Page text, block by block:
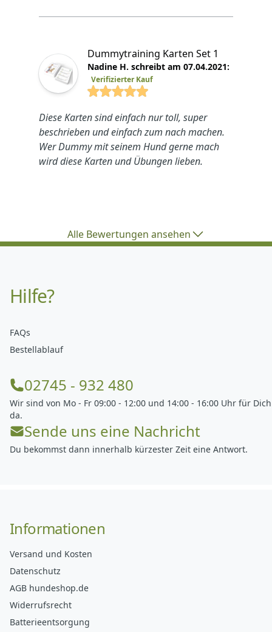
Dummytraining Karten Set 1
Nadine H. schreibt am 07.04.2021:
Verifizierter Kauf
Diese Karten sind einfach nur toll, super
beschrieben und einfach zum nach machen.
Wer Dummy mit seinem Hund gerne mach
wird diese Karten und Übungen lieben.
Alle Bewertungen ansehen
Hilfe?
FAQs
Bestellablauf
02745 - 932 480
Wir sind von Mo - Fr 09:00 - 12:00 und 14:00 - 16:00 Uhr für Dich
da.
Sende uns eine Nachricht
Du bekommst dann innerhalb kürzester Zeit eine Antwort.
Informationen
Versand und Kosten
Datenschutz
AGB hundeshop.de
Widerrufsrecht
Batterieentsorgung